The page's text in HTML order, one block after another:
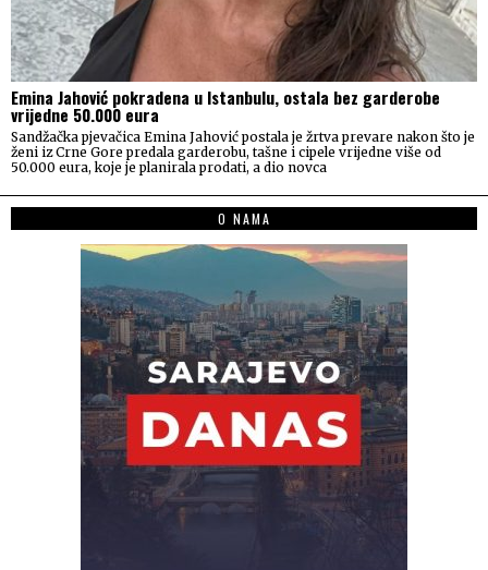
Emina Jahović pokradena u Istanbulu, ostala bez garderobe
vrijedne 50.000 eura
Sandžačka pjevačica Emina Jahović postala je žrtva prevare nakon što je
ženi iz Crne Gore predala garderobu, tašne i cipele vrijedne više od
50.000 eura, koje je planirala prodati, a dio novca
O NAMA